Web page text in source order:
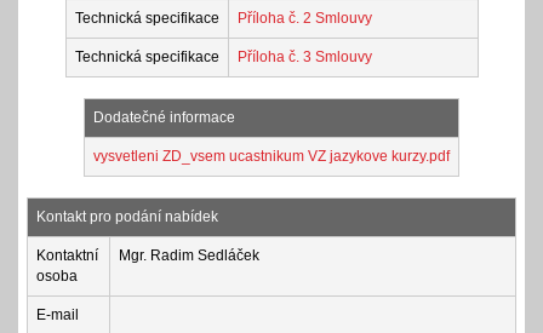
Technická specifikace Příloha č. 2 Smlouvy
Technická specifikace Příloha č. 3 Smlouvy
Dodatečné informace
vysvetleni ZD_vsem ucastnikum VZ jazykove kurzy.pdf
Kontakt pro podání nabídek
Kontaktní
osoba
Mgr. Radim Sedláček
E-mail